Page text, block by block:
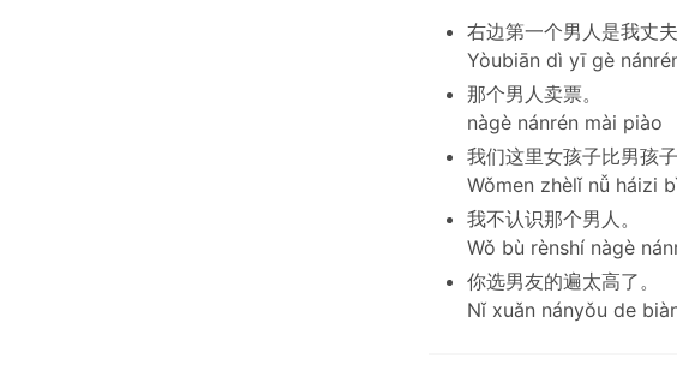
右边第一个男人是我丈夫
Yòubiān dì yī gè
那个男人卖票。
nàgè nánrén mài piào
我们这里女孩子比男孩子
Wǒmen zhèlǐ nǚ háizi
我不认识那个男人。
Wǒ bù rènshí nàgè
你选男友的遍太高了。
Nǐ xuǎn nányǒu de